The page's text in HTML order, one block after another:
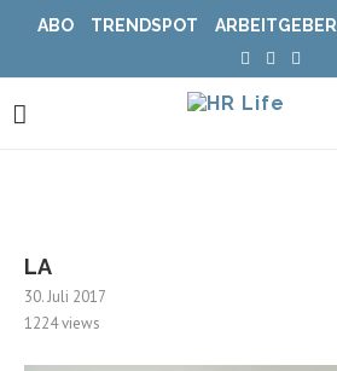
ABO TRENDSPOT ARBEITGEBER
LA
30. Juli 2017
1224views